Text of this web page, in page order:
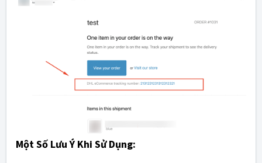
Một Số Lưu Ý Khi Sử Dụng: